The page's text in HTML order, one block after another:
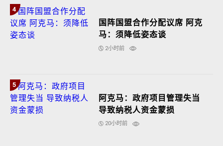
4
国阵国盟合作分配议席 阿克
马：须降低姿态谈
2小时前
5
阿克马：政府项目管理失当
导致纳税人资金蒙损
20小时前